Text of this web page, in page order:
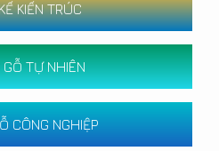
KIẾN TRÚC
TỰ NHIÊN
CÔNG NGHIỆP